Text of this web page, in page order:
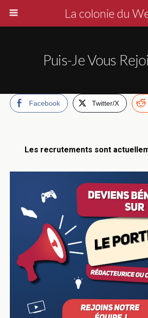
La colonie du
Puis-Je Vous
Facebook Twitter/X
Les recrutements sont